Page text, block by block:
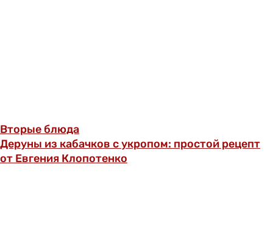
Вторые блюда
Деруны из кабачков с укропом: простой рецепт
от Евгения Клопотенко